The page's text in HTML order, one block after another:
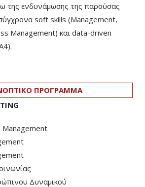
της ενδυνάμωσης της παρούσας
soft skills (Management,
Management) και data-driven
ΠΡΟΓΡΑΜΜΑ
Δυναμικού